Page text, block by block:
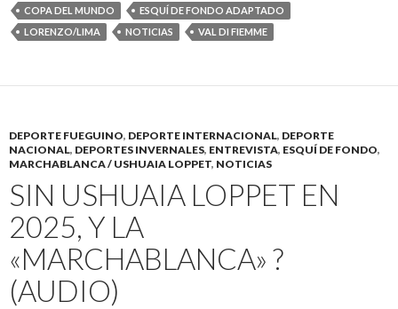
COPA DEL MUNDO
ESQUÍ DE FONDO ADAPTADO
LORENZO/LIMA
NOTICIAS VAL DI FIEMME
DEPORTE FUEGUINO, DEPORTE INTERNACIONAL, DEPORTE
NACIONAL, DEPORTES INVERNALES, ENTREVISTA, ESQUÍ DE FONDO,
MARCHABLANCA / USHUAIA LOPPET, NOTICIAS
SIN USHUAIA LOPPET EN
2025, Y LA
«MARCHABLANCA» ?
(AUDIO)